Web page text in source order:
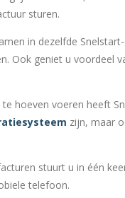
sturen.
in dezelfde
Ook geniet u voordeel
hoeven voeren heeft
zijn, maar
stuurt u in één
telefoon.